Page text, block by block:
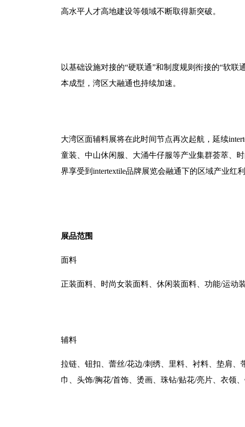
高水平人才高地建设等领域不断取得新突破。
以基础设施对接的“硬联通”和制度规则衔接的“软联
本成型，湾区大融通也持续加速。
大湾区面辅料展将在此时间节点再次起航，延续
童装、中山休闲服、大涌牛仔服等产业集群荟萃、
界享受到 intertextile品牌展览会融通下的区域产业红利
展品范围
面料
正装面料、时尚女装面料、休闲装面料、功能/运动
辅料
拉链、钮扣、蕾丝/花边/刺绣、里料、衬料、垫肩、
巾、头饰/胸花/首饰、烫画、珠钻/贴花/亮片、衣领